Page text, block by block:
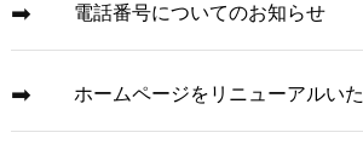
電話番号についてのお知らせ
ホームページをリニューアルい